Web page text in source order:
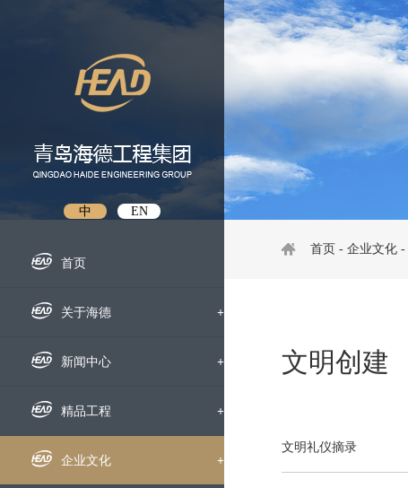
中 EN
首页
关于海德 +
企业概况
组织机构
下属公司
新闻中心 +
企业新闻
通知公告
精品工程 +
国内工程
企业文化 +
首页 - 企业文化 -
文明创建
文明礼仪摘录